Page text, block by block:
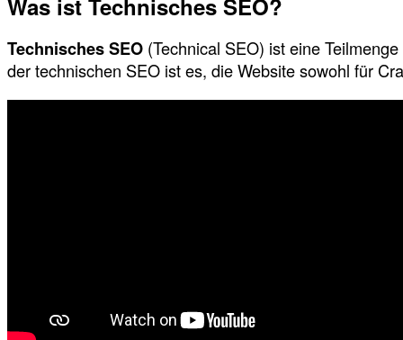
Was ist Technisches SEO?
Technisches SEO (Technical SEO) ist eine
der technischen SEO ist es, die Website sowohl für